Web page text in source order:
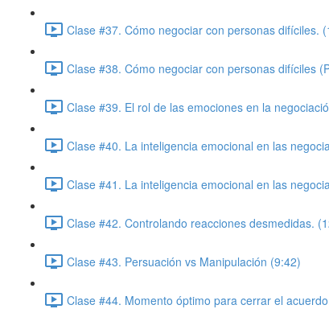
Clase #37. Cómo negociar con personas difíciles.
Clase #38. Cómo negociar con personas difíciles
Clase #39. El rol de las emociones en la
Clase #40. La inteligencia emocional en las
Clase #41. La inteligencia emocional en las
Clase #42. Controlando reacciones desmedidas.
Clase #43. Persuación vs Manipulación (9:42)
Clase #44. Momento óptimo para cerrar el